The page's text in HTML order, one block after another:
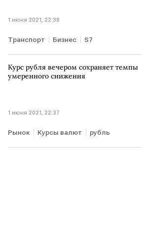
1 июня 2021, 22:38
Транспорт Бизнес S7
Курс рубля вечером сохраняет темпы
умеренного снижения
1 июня 2021, 22:37
Рынок Курсы валют рубль